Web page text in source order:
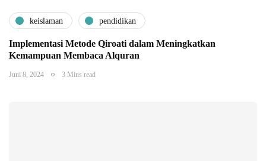
keislaman pendidikan
Implementasi Metode Qiroati dalam Meningkatkan
Kemampuan Membaca Alquran
Juni 8, 2024 3 Mins read